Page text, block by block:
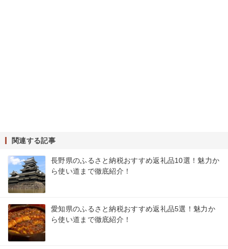
関連する記事
長野県のふるさと納税おすすめ返礼品10選！魅力か
ら使い道まで徹底紹介！
愛知県のふるさと納税おすすめ返礼品5選！魅力か
ら使い道まで徹底紹介！